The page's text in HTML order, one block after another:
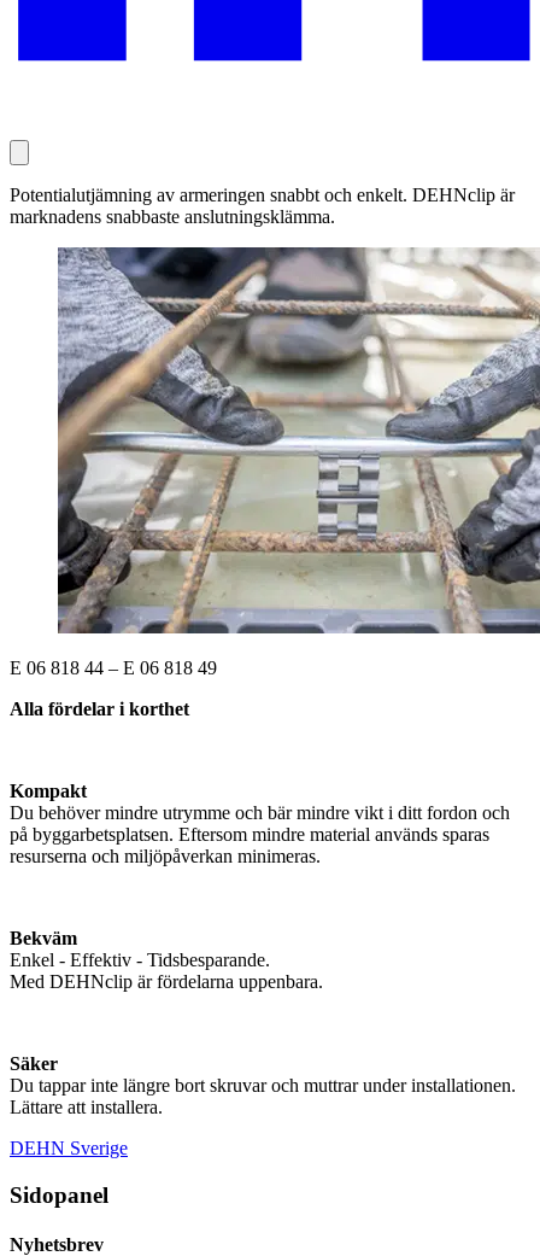
Potentialutjämning av armeringen snabbt och enkelt. DEHNclip är
marknadens snabbaste anslutningsklämma.
E 06 818 44 – E 06 818 49
Alla fördelar i korthet
Kompakt
Du behöver mindre utrymme och bär mindre vikt i ditt fordon och
på byggarbetsplatsen. Eftersom mindre material används sparas
resurserna och miljöpåverkan minimeras.
Bekväm
Enkel - Effektiv - Tidsbesparande.
Med DEHNclip är fördelarna uppenbara.
Säker
Du tappar inte längre bort skruvar och muttrar under installationen.
Lättare att installera.
DEHN Sverige
Sidopanel
Nyhetsbrev